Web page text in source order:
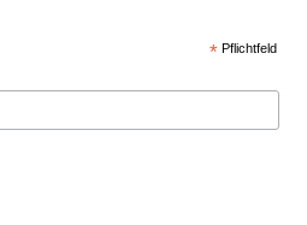
* Pflichtfeld